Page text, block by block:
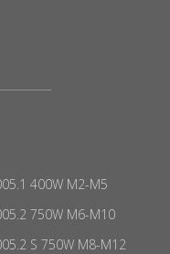
400W M2-M5
750W M6-M10
S 750W M8-M12